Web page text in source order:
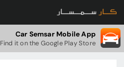
Car Semsar Mobile App
Find it on the Google Play Store.